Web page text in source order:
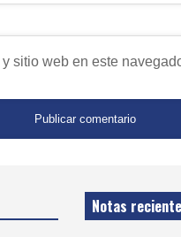
sitio web en este
Notas